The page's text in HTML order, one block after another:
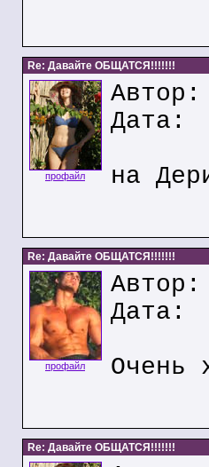
Re: Давайте ОБЩАТСЯ!!!!!!!
профайл
Автор:
Дата:
на
Re: Давайте ОБЩАТСЯ!!!!!!!
профайл
Автор:
Дата:
Очень
Re: Давайте ОБЩАТСЯ!!!!!!!